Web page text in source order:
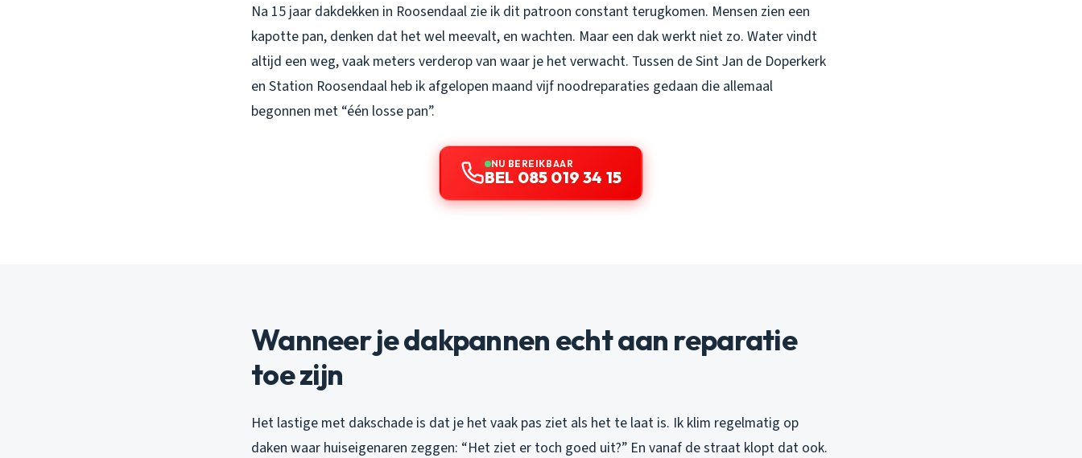
Na 15 jaar dakdekken in Roosendaal zie ik dit patroon constant terugkomen. Mensen zien een
kapotte pan, denken dat het wel meevalt, en wachten. Maar een dak werkt niet zo. Water vindt
altijd een weg, vaak meters verderop van waar je het verwacht. Tussen de Sint Jan de Doperkerk
en Station Roosendaal heb ik afgelopen maand vijf noodreparaties gedaan die allemaal
begonnen met “één losse pan”.
NU BEREIKBAAR
BEL 085 019 34 15
Wanneer je dakpannen echt aan reparatie
toe zijn
Het lastige met dakschade is dat je het vaak pas ziet als het te laat is. Ik klim regelmatig op
daken waar huiseigenaren zeggen: “Het ziet er toch goed uit?” En vanaf de straat klopt dat ook.